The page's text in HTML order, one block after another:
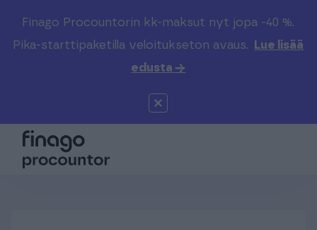
Finago Procountorin kk-maksut nyt jopa -40 %.
Pika-starttipaketilla veloitukseton avaus.
Lue lisää
edusta →
Etsi sivustolta
Valitse kieli
Global (EN)
Kirjaudu
Solo
Kenelle